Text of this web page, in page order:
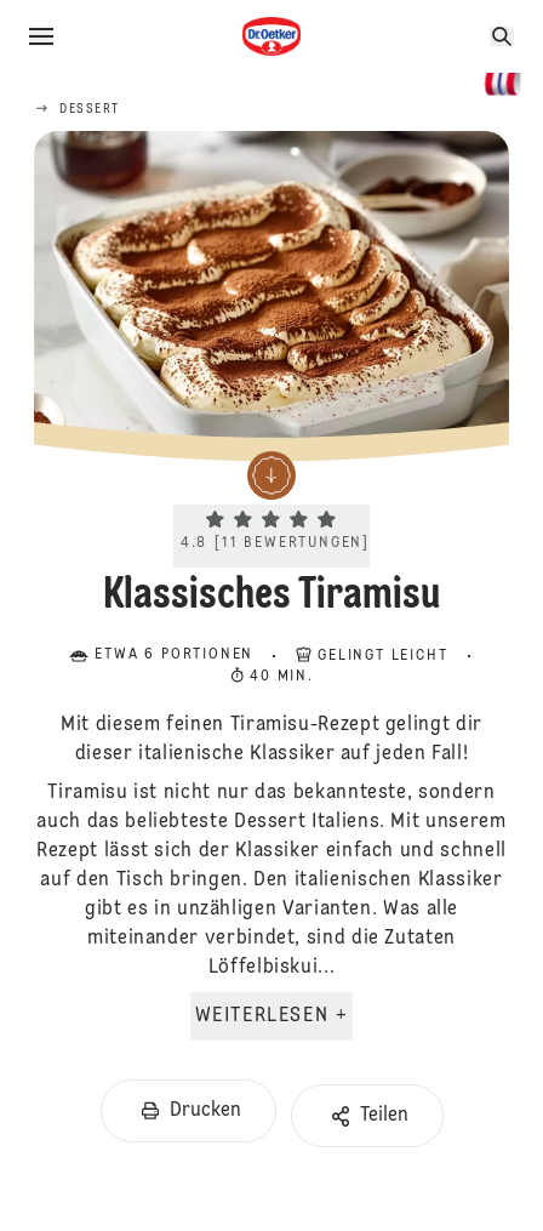
DESSERT
Current rating 4.8. Click to rate.
4.8 [11 BEWERTUNGEN
Klassisches Tiramisu
ETWA 6 PORTIONEN
GELINGT LEICHT
40 MIN.
Mit diesem feinen Tiramisu-Rezept gelingt dir
dieser italienische Klassiker auf jeden Fall!
Tiramisu ist nicht nur das bekannteste, sondern
auch das beliebteste Dessert Italiens. Mit unserem
Rezept lässt sich der Klassiker einfach und schnell
auf den Tisch bringen. Den italienischen Klassiker
gibt es in unzähligen Varianten. Was alle
miteinander verbindet, sind die Zutaten
Löffelbiskui...
WEITERLESEN +
Drucken Teilen